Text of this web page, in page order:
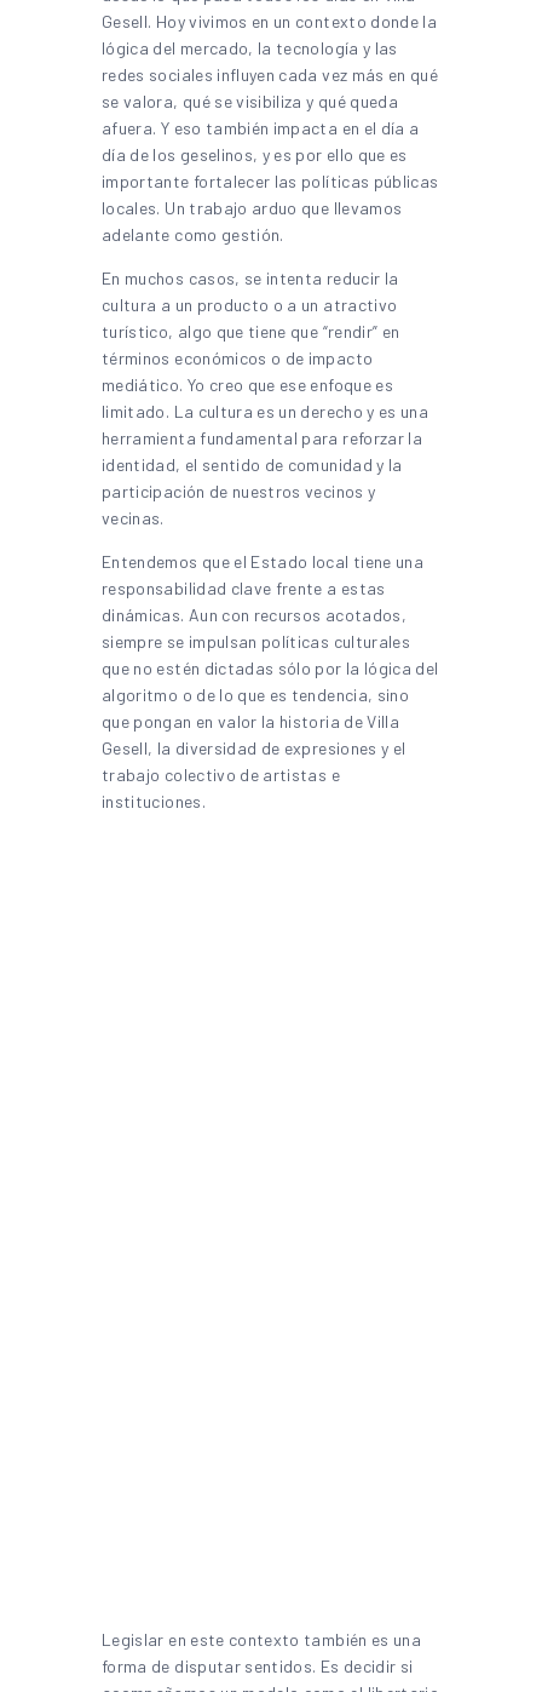
Gesell. Hoy vivimos en un contexto donde la
lógica del mercado, la tecnología y las
redes sociales influyen cada vez más en qué
se valora, qué se visibiliza y qué queda
afuera. Y eso también impacta en el día a
día de los geselinos, y es por ello que es
importante fortalecer las políticas públicas
locales. Un trabajo arduo que llevamos
adelante como gestión.
En muchos casos, se intenta reducir la
cultura a un producto o a un atractivo
turístico, algo que tiene que “rendir” en
términos económicos o de impacto
mediático. Yo creo que ese enfoque es
limitado. La cultura es un derecho y es una
herramienta fundamental para reforzar la
identidad, el sentido de comunidad y la
participación de nuestros vecinos y
vecinas.
Entendemos que el Estado local tiene una
responsabilidad clave frente a estas
dinámicas. Aun con recursos acotados,
siempre se impulsan políticas culturales
que no estén dictadas sólo por la lógica del
algoritmo o de lo que es tendencia, sino
que pongan en valor la historia de Villa
Gesell, la diversidad de expresiones y el
trabajo colectivo de artistas e
instituciones.
Legislar en este contexto también es una
forma de disputar sentidos. Es decidir si